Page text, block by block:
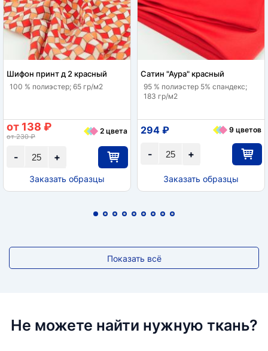
Шифон принт д 2 красный
100 % полиэстер; 65 гр/м2
+
-
от 138 ₽
от 230 ₽
2 цвета
Заказать образцы
Сатин "Аура" красный
95 % полиэстер 5% спандекс;
183 гр/м2
+
-
294 ₽ 9 цветов
Заказать образцы
Показать всё
Не можете найти нужную ткань?